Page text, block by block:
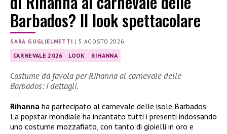
Barbados? Il look spettacolare
SARA GUGLIELMETTI |5 AGOSTO 2026
CARNEVALE 2026 LOOK RIHANNA
Costume da favola per Rihanna al carnevale delle
Barbados: i dettagli.
Rihanna ha partecipato al carnevale delle isole Barbados.
La popstar mondiale ha incantato tutti i presenti indossando
uno costume mozzafiato, con tanto di gioielli in oro e